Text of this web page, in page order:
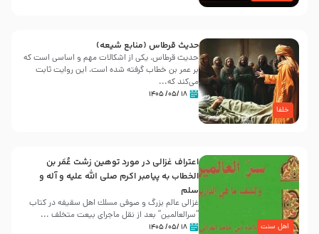
خلفا
حدیث قرطاس (منابع شیعه)
حدیث قرطاس، یکی از اشکالات مهم و اساسی است که
بر عمر بن خطاب گرفته شده است، این روایت ثابت
می‌کند که...
۱۸ /۰۵/ ۱۴۰۵
اهل سنت
اعتراف غزالی در مورد توهین زشت عُمَر بن
الخطاب به پیامبر اکرم صلی الله علیه و آله و
سلم
غزالی عالم بزرگ و صوفی مسلك اهل سقيفه در کتاب
“سرالعالمین” بعد از نقل ماجرای بیعت متخلف ...
۱۸ /۰۵/ ۱۴۰۵